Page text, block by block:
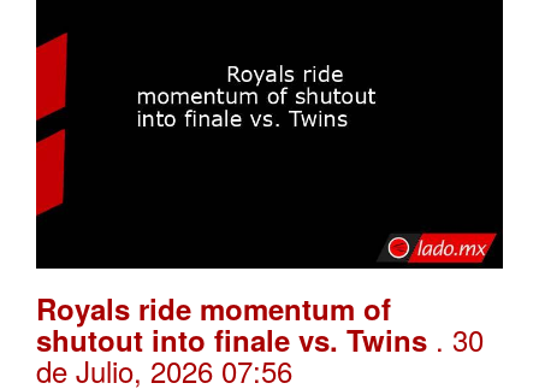
Royals ride momentum of
shutout into finale vs. Twins . 30
de Julio, 2026 07:56